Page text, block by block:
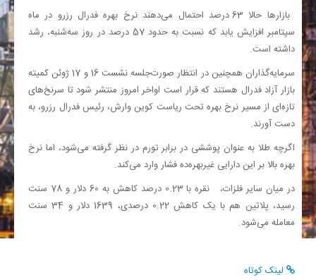
بازارها حالا 63 درصد احتمال می‌دهند نرخ بهره فدرال رزرو در ماه
سپتامبر افزایش یابد که نسبت به حدود 57 درصد در روز سه‌شنبه، رشد
داشته است.
سرمایه‌گذاران همچنین در انتظار صورت‌جلسه نشست 16 و 17 ژوئن کمیته
بازار آزاد فدرال هستند که قرار است اواخر امروز منتشر شود تا سرنخ‌های
تازه‌ای از مسیر نرخ بهره تحت ریاست کوین وارش، رئیس فدرال رزرو، به
دست آورند.
اگرچه طلا به عنوان پوششی در برابر تورم در نظر گرفته می‌شود، اما نرخ
بهره بالا بر این دارایی غیربهره‌ده فشار وارد می‌کند.
در میان سایر فلزات، نقره با 0.23 درصد کاهش به 60 دلار و 78 سنت
رسید، پلاتین هم با یک کاهش 0.22 درصدی، 1639 دلار و 34 سنت
معامله می‌شود.
لینک کوتاه